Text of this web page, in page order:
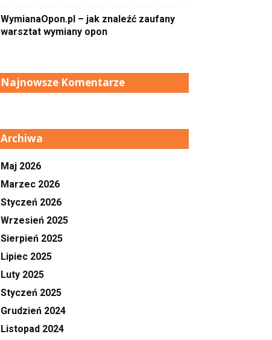
WymianaOpon.pl – jak znaleźć zaufany
warsztat wymiany opon
Najnowsze Komentarze
Archiwa
Maj 2026
Marzec 2026
Styczeń 2026
Wrzesień 2025
Sierpień 2025
Lipiec 2025
Luty 2025
Styczeń 2025
Grudzień 2024
Listopad 2024